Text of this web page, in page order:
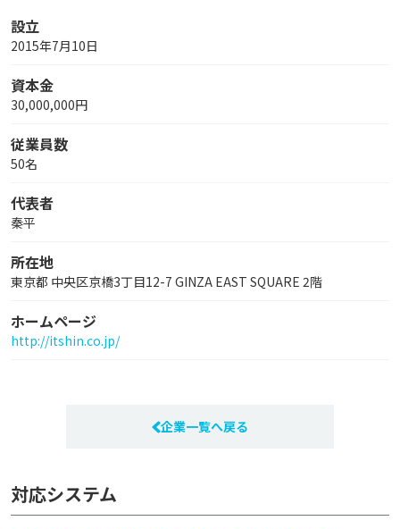
設立
2015年7月10日
資本金
30,000,000円
従業員数
50名
代表者
秦平
所在地
東京都 中央区京橋3丁目12-7 GINZA EAST SQUARE 2階
ホームページ
http://itshin.co.jp/
企業一覧へ戻る
対応システム